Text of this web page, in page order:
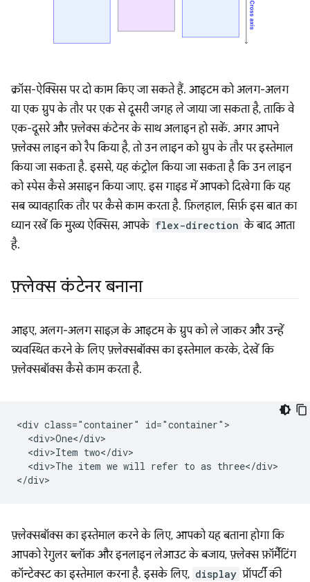
क्रॉस-ऐक्सिस पर दो काम किए जा सकते हैं. आइटम को अलग-अलग
या एक ग्रुप के तौर पर एक से दूसरी जगह ले जाया जा सकता है, ताकि वे
एक-दूसरे और फ़्लेक्स कंटेनर के साथ अलाइन हो सकें. अगर आपने
फ़्लेक्स लाइन को रैप किया है, तो उन लाइन को ग्रुप के तौर पर इस्तेमाल
किया जा सकता है. इससे, यह कंट्रोल किया जा सकता है कि उन लाइन
को स्पेस कैसे असाइन किया जाए. इस गाइड में आपको दिखेगा कि यह
सब व्यावहारिक तौर पर कैसे काम करता है. फ़िलहाल, सिर्फ़ इस बात का
ध्यान रखें कि मुख्य ऐक्सिस, आपके flex-direction के बाद आता
है.
फ़्लेक्स कंटेनर बनाना
आइए, अलग-अलग साइज़ के आइटम के ग्रुप को ले जाकर और उन्हें
व्यवस्थित करने के लिए फ़्लेक्सबॉक्स का इस्तेमाल करके, देखें कि
फ़्लेक्सबॉक्स कैसे काम करता है.
<div class="container" id="container">
  <div>One</div>
  <div>Item two</div>
  <div>The item we will refer to as three</div>
फ़्लेक्सबॉक्स का इस्तेमाल करने के लिए, आपको यह बताना होगा कि
आपको रेगुलर ब्लॉक और इनलाइन लेआउट के बजाय, फ़्लेक्स फ़ॉर्मैटिंग
कॉन्टेक्स्ट का इस्तेमाल करना है. इसके लिए, display प्रॉपर्टी की